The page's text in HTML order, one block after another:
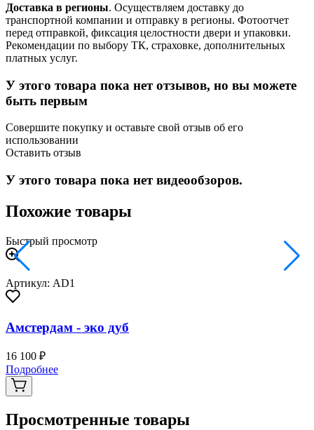
Доставка в регионы. Осуществляем доставку до
транспортной компании и отправку в регионы. Фотоотчет
перед отправкой, фиксация целостности двери и упаковки.
Рекомендации по выбору ТК, страховке, дополнительных
платных услуг.
У этого товара пока нет отзывов, но вы можете
быть первым
Совершите покупку и оставьте свой отзыв об его
использовании
Оставить отзыв
У этого товара пока нет видеообзоров.
Похожие товары
Быстрый просмотр
Артикул: AD1
Амстердам - эко дуб
16 100 ₽
Подробнее
Просмотренные товары